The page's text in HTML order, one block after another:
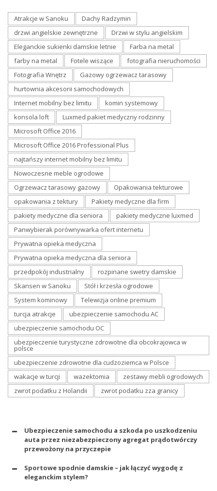
Atrakcje w Sanoku
Dachy Radzymin
drzwi angielskie zewnętrzne
Drzwi w stylu angielskim
Eleganckie sukienki damskie letnie
Farba na metal
farby na metal
Fotele wiszące
fotografia nieruchomości
Fotografia Wnętrz
Gazowy ogrzewacz tarasowy
hurtownia akcesorii samochodowych
Internet mobilny bez limitu
komin systemowy
konsola loft
Luxmed pakiet medyczny rodzinny
Microsoft Office 2016
Microsoft Office 2016 Professional Plus
najtańszy internet mobilny bez limitu
Nowoczesne meble ogrodowe
Ogrzewacz tarasowy gazowy
Opakowania tekturowe
opakowania z tektury
Pakiety medyczne dla firm
pakiety medyczne dla seniora
pakiety medyczne luxmed
Panwybierak porównywarka ofert internetu
Prywatna opieka medyczna
Prywatna opieka medyczna dla seniora
przedpokój industrialny
rozpinane swetry damskie
Skansen w Sanoku
Stół i krzesła ogrodowe
System kominowy
Telewizja online premium
turcja atrakcje
ubezpieczenie samochodu AC
ubezpieczenie samochodu OC
ubezpieczenie turystyczne zdrowotne dla obcokrajowca w
polsce
ubezpieczenie zdrowotne dla cudzoziemca w Polsce
wakacje w turcji
wazektomia
zestawy mebli ogrodowych
zwrot podatku z Holandii
zwrot podatku zza granicy
Ubezpieczenie samochodu a szkoda po uszkodzeniu
auta przez niezabezpieczony agregat prądotwórczy
przewożony na przyczepie
Sportowe spodnie damskie – jak łączyć wygodę z
eleganckim stylem?